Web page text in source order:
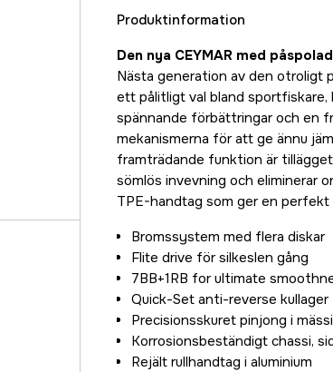
Produktinformation
Den nya CEYMAR med
Nästa generation av den otroligt
ett pålitligt val bland sportfiskare,
spännande förbättringar och en
mekanismerna för att ge ännu
framträdande funktion är
sömlös invevning och eliminerar
TPE-handtag som ger en perfekt
Bromssystem med flera diskar
Flite drive för silkeslen gång
7BB+1RB for ultimate
Quick-Set anti-reverse kullager
Precisionsskuret pinjong i
Korrosionsbeständigt chassi,
Rejält rullhandtag i aluminium